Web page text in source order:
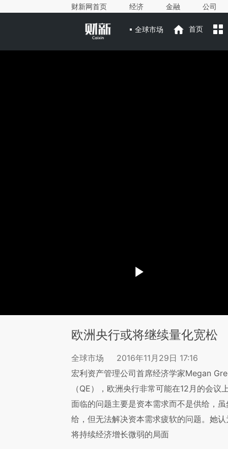
财新网首页 经济 金融 公司
全球市场 首页
欧洲央行或将继续量化宽松
全球市场
2016年11月29日 17:16
宏利资产管理公司首席经济学家Megan
（QE），欧洲央行非常可能在12月的会
面临的问题主要是资本需求而不是供给，
给，但无法解决资本需求疲软的问题。她
将持续经济增长微弱的局面